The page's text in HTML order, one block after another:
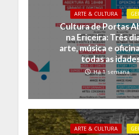
ARTE & CULTURA
Cultura de Portas
na Ericeira: Três
arte, música e
todas as
Há 1 semana
ARTE & CULTURA